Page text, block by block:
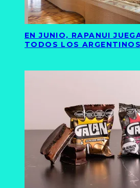
EN JUNIO, RAPANUI
TODOS LOS ARGENTINOS